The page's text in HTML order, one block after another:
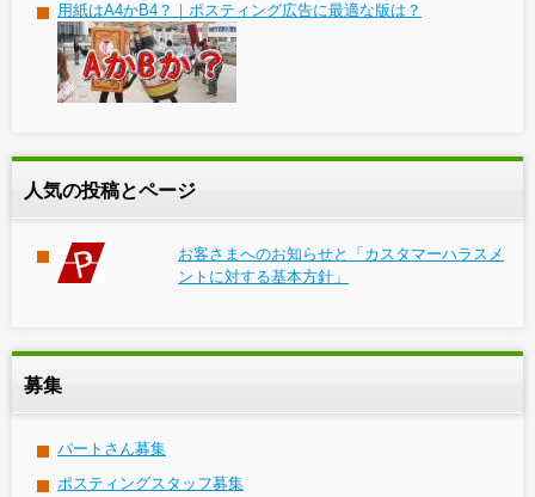
用紙はA4かB4？｜ポスティング広告に最適な版は？
人気の投稿とページ
お客さまへのお知らせと「カスタマーハラスメ
ントに対する基本方針」
募集
パートさん募集
ポスティングスタッフ募集